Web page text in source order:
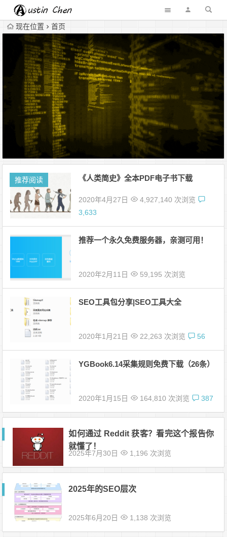
现在位置 首页
推荐阅读 《人类简史》全本PDF电子书下载
2020年4月27日
4,927,140 次浏览
3,633
推荐一个永久免费服务器，亲测可用！
2020年2月11日 59,195 次浏览
SEO工具包分享|SEO工具大全
2020年1月21日 22,263 次浏览 56
YGBook6.14采集规则免费下载（26条）
2020年1月15日 164,810 次浏览 387
如何通过 Reddit 获客？看完这个报告你
就懂了！
2025年7月30日 1,196 次浏览
2025年的SEO层次
2025年6月20日 1,138 次浏览